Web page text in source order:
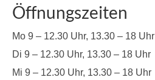
Öffnungszeiten
Mo 9 – 12.30 Uhr, 13.30 – 18 Uhr
Di 9 – 12.30 Uhr, 13.30 – 18 Uhr
Mi 9 – 12.30 Uhr, 13.30 – 18 Uhr